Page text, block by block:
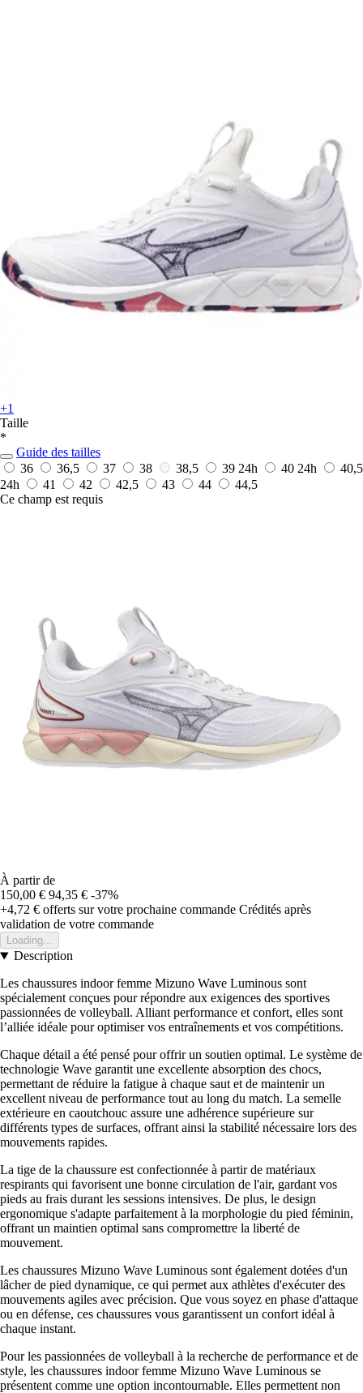
+1
Taille
*
Guide des tailles
36
36,5 37 38 38,5 39 24h 40 24h
40,5
24h
41 42 42,5 43 44
44,5
Ce champ est requis
À partir de
150,00 € 94,35 € -37%
+4,72 € offerts sur votre prochaine commande Crédités après
validation de votre commande
Loading...
Description
Les chaussures indoor femme Mizuno Wave Luminous sont
spécialement conçues pour répondre aux exigences des sportives
passionnées de volleyball. Alliant performance et confort, elles sont
l’alliée idéale pour optimiser vos entraînements et vos compétitions.
Chaque détail a été pensé pour offrir un soutien optimal. Le système de
technologie Wave garantit une excellente absorption des chocs,
permettant de réduire la fatigue à chaque saut et de maintenir un
excellent niveau de performance tout au long du match. La semelle
extérieure en caoutchouc assure une adhérence supérieure sur
différents types de surfaces, offrant ainsi la stabilité nécessaire lors des
mouvements rapides.
La tige de la chaussure est confectionnée à partir de matériaux
respirants qui favorisent une bonne circulation de l'air, gardant vos
pieds au frais durant les sessions intensives. De plus, le design
ergonomique s'adapte parfaitement à la morphologie du pied féminin,
offrant un maintien optimal sans compromettre la liberté de
mouvement.
Les chaussures Mizuno Wave Luminous sont également dotées d'un
lâcher de pied dynamique, ce qui permet aux athlètes d'exécuter des
mouvements agiles avec précision. Que vous soyez en phase d'attaque
ou en défense, ces chaussures vous garantissent un confort idéal à
chaque instant.
Pour les passionnées de volleyball à la recherche de performance et de
style, les chaussures indoor femme Mizuno Wave Luminous se
présentent comme une option incontournable. Elles permettent non